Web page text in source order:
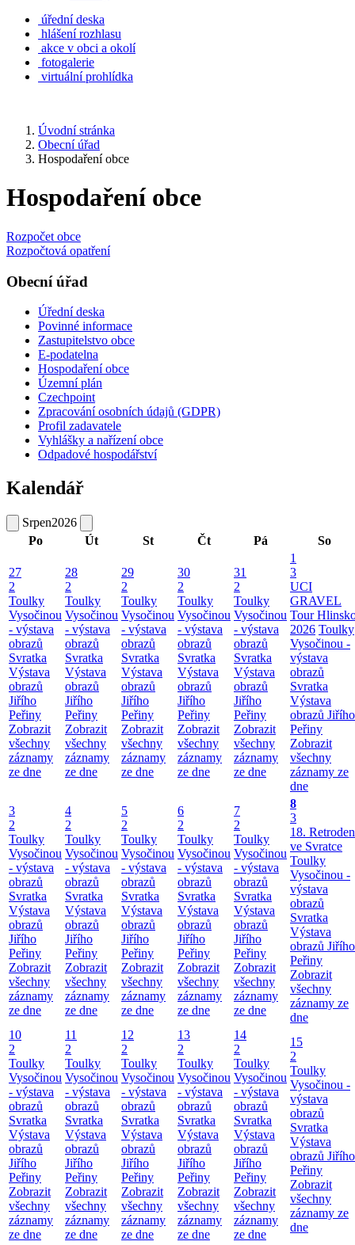
úřední deska
hlášení rozhlasu
akce v obci a okolí
fotogalerie
virtuální prohlídka
Úvodní stránka
Obecní úřad
Hospodaření obce
Hospodaření obce
Rozpočet obce
Rozpočtová opatření
Obecní úřad
Úřední deska
Povinné informace
Zastupitelstvo obce
E-podatelna
Hospodaření obce
Územní plán
Czechpoint
Zpracování osobních údajů (GDPR)
Profil zadavatele
Vyhlášky a nařízení obce
Odpadové hospodářství
Kalendář
Srpen2026
Po
Út St Čt Pá So
27
2
Toulky
Vysočinou
- výstava
obrazů
Svratka
Výstava
obrazů
Jiřího
Peřiny
Zobrazit
všechny
záznamy
ze dne
28
2
Toulky
Vysočinou
- výstava
obrazů
Svratka
Výstava
obrazů
Jiřího
Peřiny
Zobrazit
všechny
záznamy
ze dne
29
2
Toulky
Vysočinou
- výstava
obrazů
Svratka
Výstava
obrazů
Jiřího
Peřiny
Zobrazit
všechny
záznamy
ze dne
30
2
Toulky
Vysočinou
- výstava
obrazů
Svratka
Výstava
obrazů
Jiřího
Peřiny
Zobrazit
všechny
záznamy
ze dne
31
2
Toulky
Vysočinou
- výstava
obrazů
Svratka
Výstava
obrazů
Jiřího
Peřiny
Zobrazit
všechny
záznamy
ze dne
1
3
UCI
GRAVEL
Tour
2026 Toulky
Vysočinou -
výstava
obrazů
Svratka
Výstava
obrazů Jiřího
Peřiny
Zobrazit
všechny
záznamy ze
dne
3
2
Toulky
Vysočinou
- výstava
obrazů
Svratka
Výstava
obrazů
Jiřího
Peřiny
Zobrazit
všechny
záznamy
ze dne
4
2
Toulky
Vysočinou
- výstava
obrazů
Svratka
Výstava
obrazů
Jiřího
Peřiny
Zobrazit
všechny
záznamy
ze dne
5
2
Toulky
Vysočinou
- výstava
obrazů
Svratka
Výstava
obrazů
Jiřího
Peřiny
Zobrazit
všechny
záznamy
ze dne
6
2
Toulky
Vysočinou
- výstava
obrazů
Svratka
Výstava
obrazů
Jiřího
Peřiny
Zobrazit
všechny
záznamy
ze dne
7
2
Toulky
Vysočinou
- výstava
obrazů
Svratka
Výstava
obrazů
Jiřího
Peřiny
Zobrazit
všechny
záznamy
ze dne
8
3
18. Retroden
ve Svratce
Toulky
Vysočinou -
výstava
obrazů
Svratka
Výstava
obrazů Jiřího
Peřiny
Zobrazit
všechny
záznamy ze
dne
10
2
Toulky
Vysočinou
- výstava
obrazů
Svratka
Výstava
obrazů
Jiřího
Peřiny
Zobrazit
všechny
záznamy
ze dne
11
2
Toulky
Vysočinou
- výstava
obrazů
Svratka
Výstava
obrazů
Jiřího
Peřiny
Zobrazit
všechny
záznamy
ze dne
12
2
Toulky
Vysočinou
- výstava
obrazů
Svratka
Výstava
obrazů
Jiřího
Peřiny
Zobrazit
všechny
záznamy
ze dne
13
2
Toulky
Vysočinou
- výstava
obrazů
Svratka
Výstava
obrazů
Jiřího
Peřiny
Zobrazit
všechny
záznamy
ze dne
14
2
Toulky
Vysočinou
- výstava
obrazů
Svratka
Výstava
obrazů
Jiřího
Peřiny
Zobrazit
všechny
záznamy
ze dne
15
2
Toulky
Vysočinou -
výstava
obrazů
Svratka
Výstava
obrazů Jiřího
Peřiny
Zobrazit
všechny
záznamy ze
dne